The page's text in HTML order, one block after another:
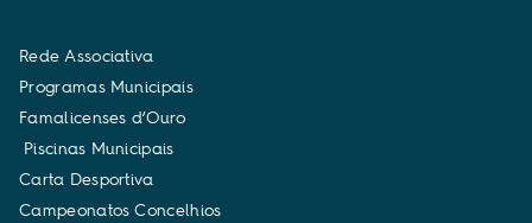
Rede Associativa
Programas Municipais
Famalicenses d’Ouro
Piscinas Municipais
Carta Desportiva
Campeonatos Concelhios